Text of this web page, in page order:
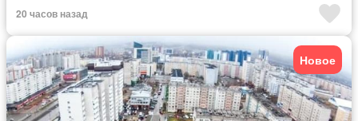
20 часов назад
Новое